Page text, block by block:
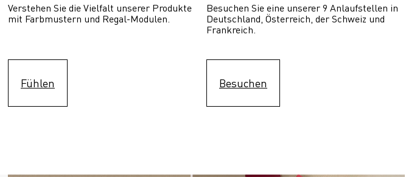
Verstehen Sie die Vielfalt unserer Produkte
mit Farbmustern und Regal-Modulen.
Fühlen
Besuchen Sie eine unserer 9 Anlaufstellen in
Deutschland, Österreich, der Schweiz und
Frankreich.
Besuchen